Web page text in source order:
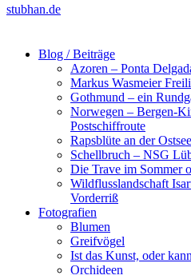
stubhan.de
Blog / Beiträge
Azoren – Ponta
Markus Wasmeier
Gothmund – ein
Norwegen – Bergen-
Postschiffroute
Rapsblüte an der
Schellbruch – NSG
Die Trave im Sommer
Wildflusslandschaft
Vorderriß
Fotografien
Blumen
Greifvögel
Ist das Kunst, oder
Orchideen